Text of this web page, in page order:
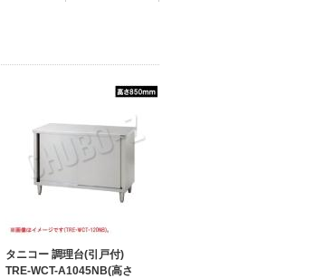
タニコー 調理台(引戸付)
TRE-WCT-A1045NB(高さ